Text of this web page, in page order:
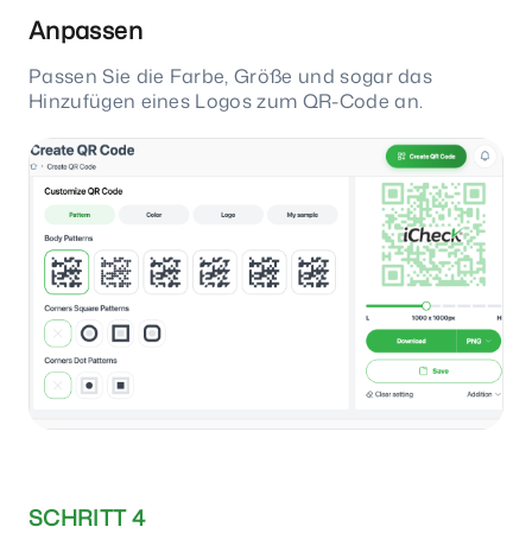
Anpassen
Passen Sie die Farbe, Größe und sogar das
Hinzufügen eines Logos zum QR-Code an.
SCHRITT 4